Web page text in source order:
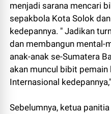
menjadi sarana mencari
sepakbola Kota Solok
kedepannya. " Jadikan
dan membangun mental-
anak-anak se-Sumatera
akan muncul bibit pemain
Internasional
Sebelumnya, ketua